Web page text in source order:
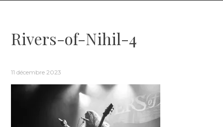
Rivers-of-Nihil-4
11 décembre 2023